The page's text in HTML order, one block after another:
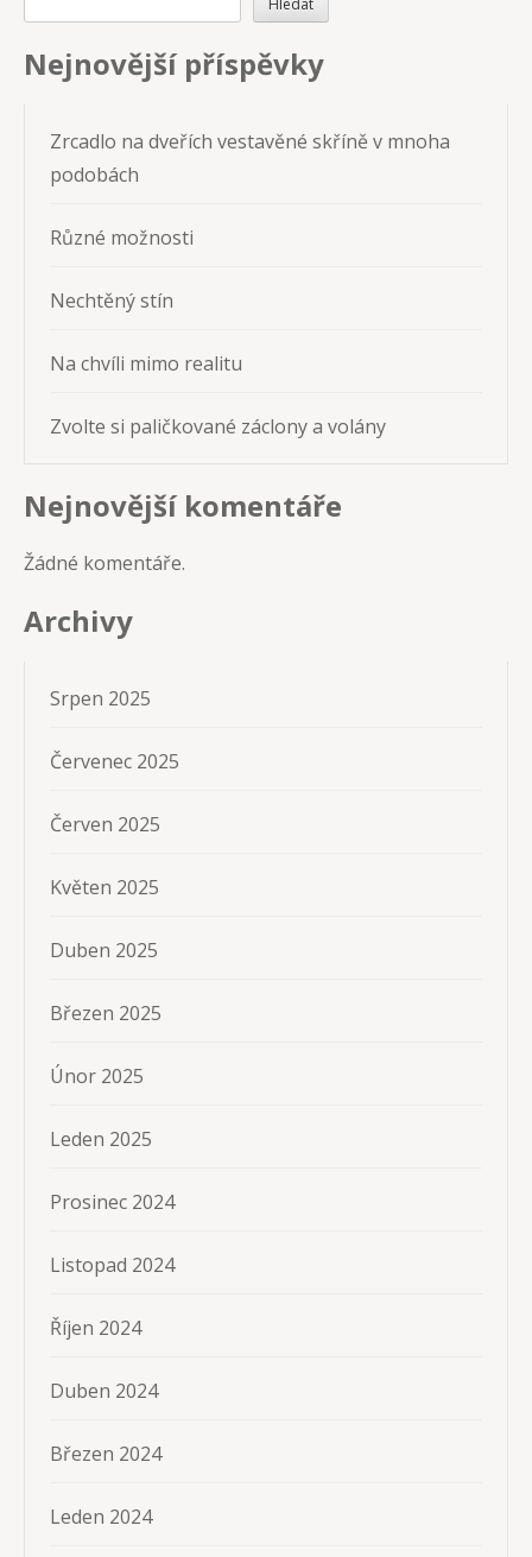
Hledat
Nejnovější příspěvky
Zrcadlo na dveřích vestavěné skříně v mnoha
podobách
Různé možnosti
Nechtěný stín
Na chvíli mimo realitu
Zvolte si paličkované záclony a volány
Nejnovější komentáře
Žádné komentáře.
Archivy
Srpen 2025
Červenec 2025
Červen 2025
Květen 2025
Duben 2025
Březen 2025
Únor 2025
Leden 2025
Prosinec 2024
Listopad 2024
Říjen 2024
Duben 2024
Březen 2024
Leden 2024